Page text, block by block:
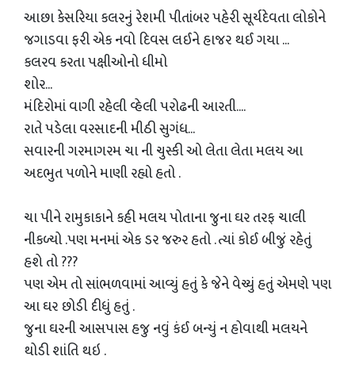
આછા કેસરિયા કલરનું રેશમી પીતાંબર પહેરી સૂર્યદેવતા લોકોને
જગાડવા ફરી એક નવો દિવસ લઈને હાજર થઈ ગયા ...
કલરવ કરતા પક્ષીઓનો ધીમો
શોર...
મંદિરોમાં વાગી રહેલી વ્હેલી પરોઢની આરતી....
રાતે પડેલા વરસાદની મીઠી સુગંધ...
સવારની ગરમાગરમ ચા ની ચુસ્કી ઓ લેતા લેતા મલય આ
અદભુત પળોને માણી રહ્યો હતો .
ચા પીને રામુકાકાને કહી મલય પોતાના જુના ઘર તરફ ચાલી
નીકળ્યો .પણ મનમાં એક ડર જરુર હતો . ત્યાં કોઈ બીજું રહેતું
હશે તો ???
પણ એમ તો સાંભળવામાં આવ્યું હતું કે જેને વેચ્યું હતું એમણે પણ
આ ઘર છોડી દીધું હતું .
જુના ઘરની આસપાસ હજુ નવું કંઈ બન્યું ન હોવાથી મલયને
થોડી શાંતિ થઇ .